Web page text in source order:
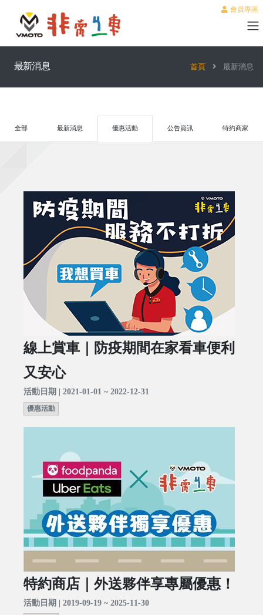
會員專區
最新消息 首頁 最新消息
全部 最新消息 優惠活動 公告資訊 特約商家
線上賞車｜防疫期間在家看車便利
又安心
活動日期 | 2021-01-01 ~ 2022-12-31
優惠活動
特約商店｜外送夥伴享專屬優惠！
活動日期 | 2019-09-19 ~ 2025-11-30